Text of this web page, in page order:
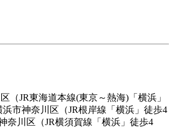
（JR東海道本線(東京～熱海)「横浜」
市神奈川区（JR根岸線「横浜」徒歩4
奈川区（JR横須賀線「横浜」徒歩4